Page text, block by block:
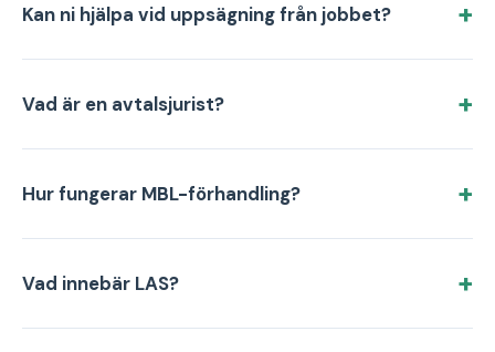
Kan ni hjälpa vid uppsägning från jobbet?
Vad är en avtalsjurist?
Hur fungerar MBL-förhandling?
Vad innebär LAS?